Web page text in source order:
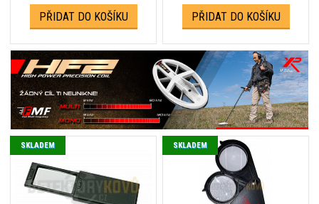
PŘIDAT DO KOŠÍKU PŘIDAT DO KOŠÍKU
SKLADEM SKLADEM